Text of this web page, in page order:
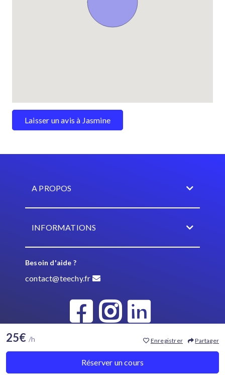
Laisser un avis à Jasmine
25€ /h Enregistrer Partager
Réserver un cours
A PROPOS
INFORMATIONS
Besoin d'aide ?
contact@teechy.fr
© Teechy 2021